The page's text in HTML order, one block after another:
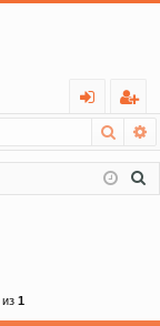
д
ег
ис
тр
1